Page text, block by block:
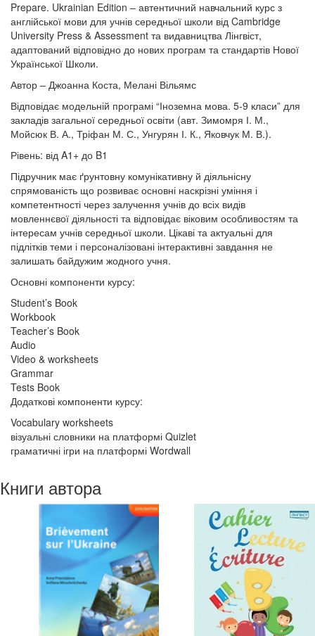
Prepare. Ukrainian Edition – автентичний навчальний курс з
англійської мови для учнів середньої школи від Cambridge
University Press & Assessment та видавництва Лінгвіст,
адаптований відповідно до нових програм та стандартів Нової
Української Школи.
Автор – Джоанна Коста, Мелані Вільямс
Відповідає модельній програмі “Іноземна мова. 5-9 класи” для
закладів загальної середньої освіти (авт. Зимомря І. М.,
Мойсюк В. А., Тріфан М. С., Унгурян І. К., Яковчук М. В.).
Рівень: від A1+ до B1
Підручник має ґрунтовну комунікативну й діяльнісну
спрямованість що розвиває основні наскрізні уміння і
компетентності через залучення учнів до всіх видів
мовленнєвої діяльності та відповідає віковим особливостям та
інтересам учнів середньої школи. Цікаві та актуальні для
підлітків теми і персоналізовані інтерактивні завдання не
залишать байдужим жодного учня.
Основні компоненти курсу:
Student’s Book
Workbook
Teacher’s Book
Audio
Video & worksheets
Grammar
Tests Book
Додаткові компоненти курсу:
Vocabulary worksheets
візуальні словники на платформі Quizlet
граматичні ігри на платформі Wordwall
Книги автора